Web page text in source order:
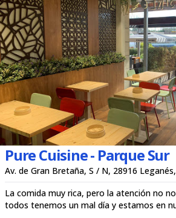
Pure Cuisine - Parque Sur
Av. de Gran Bretaña, S / N, 28916 Leganés,
La comida muy rica, pero la atención no
todos tenemos un mal día y estamos en